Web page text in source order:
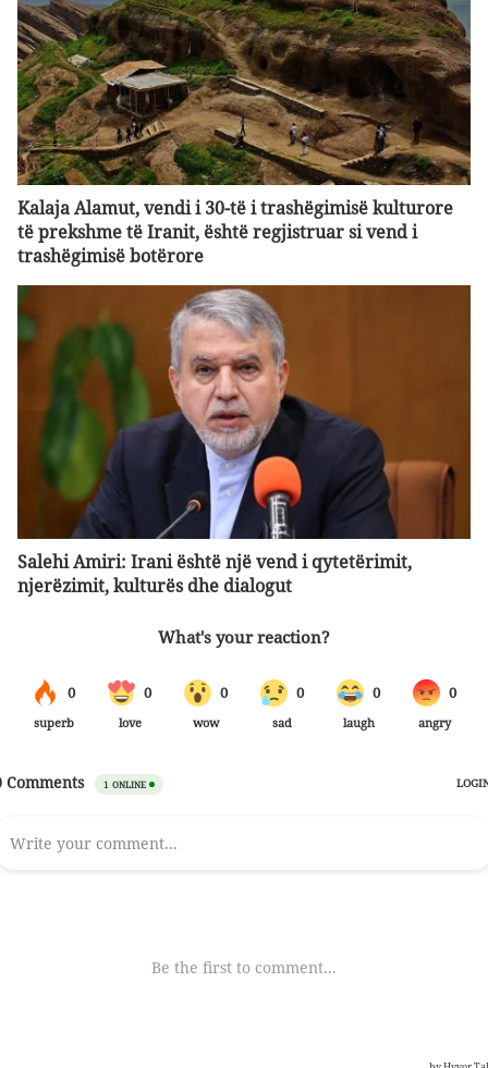
Kalaja Alamut, vendi i 30-të i trashëgimisë kulturore
të prekshme të Iranit, është regjistruar si vend i
trashëgimisë botërore
Salehi Amiri: Irani është një vend i qytetërimit,
njerëzimit, kulturës dhe dialogut